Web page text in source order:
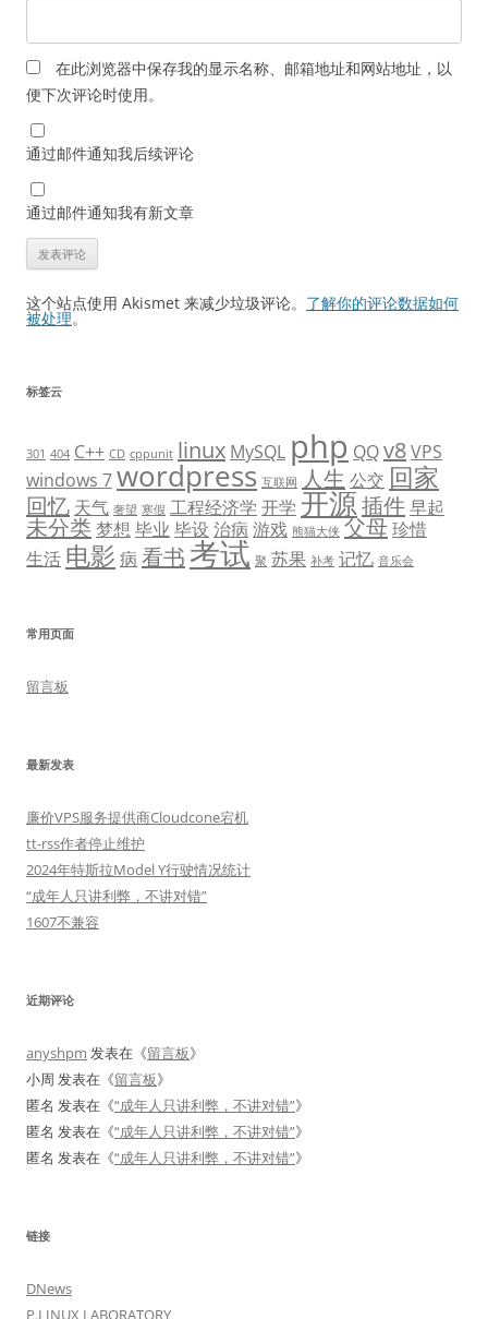
在此浏览器中保存我的显示名称、邮箱地址和网站地址，以
便下次评论时使用。
通过邮件通知我后续评论
通过邮件通知我有新文章
这个站点使用 Akismet 来减少垃圾评论。 了解你的评论数据如何
被处理。
标签云
301 404 C++ CD cppunit linux MySQL php QQv8VPS
windows 7wordpress 互联网 人生 公交 回家
回忆 天气 奢望 寒假 工程经济学 开学 开源插件早起
未分类 梦想 毕业 毕设 治病 游戏 熊猫大侠 父母珍惜
生活 电影 病 看书 考试 聚 苏果 补考 记忆 音乐会
常用页面
留言板
最新发表
廉价VPS服务提供商Cloudcone宕机
tt-rss作者停止维护
2024年特斯拉Model Y行驶情况统计
“成年人只讲利弊，不讲对错”
1607不兼容
近期评论
anyshpm 发表在《留言板》
小周 发表在《留言板》
匿名 发表在《“成年人只讲利弊，不讲对错”》
匿名 发表在《“成年人只讲利弊，不讲对错”》
匿名 发表在《“成年人只讲利弊，不讲对错”》
链接
DNews
P.LINUX LABORATORY